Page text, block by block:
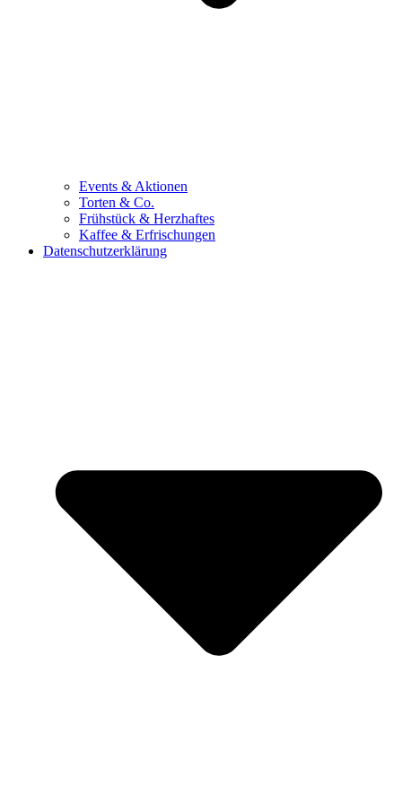
Events & Aktionen
Torten & Co.
Frühstück & Herzhaftes
Kaffee & Erfrischungen
Datenschutzerklärung